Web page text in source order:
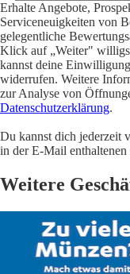
Erhalte Angebote,
Serviceneuigkeiten von
gelegentliche
Klick auf „Weiter"
kannst deine
widerrufen. Weitere
zur Analyse von
Datenschutzerklärung.
Du kannst dich jederzeit
in der E-Mail
Weitere